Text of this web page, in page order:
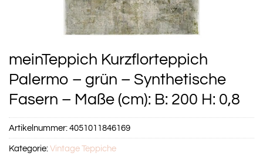
meinTeppich Kurzflorteppich
Palermo – grün – Synthetische
Fasern – Maße (cm): B: 200 H: 0,8
Artikelnummer:4051011846169
Kategorie:Vintage Teppiche